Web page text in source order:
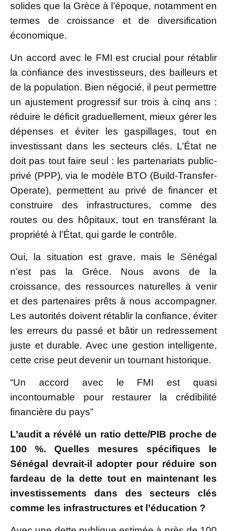
solides que la Grèce à l’époque, notamment en
termes de croissance et de diversification
économique.
Un accord avec le FMI est crucial pour rétablir
la confiance des investisseurs, des bailleurs et
de la population. Bien négocié, il peut permettre
un ajustement progressif sur trois à cinq ans :
réduire le déficit graduellement, mieux gérer les
dépenses et éviter les gaspillages, tout en
investissant dans les secteurs clés. L’État ne
doit pas tout faire seul : les partenariats public-
privé (PPP), via le modèle BTO (Build-Transfer-
Operate), permettent au privé de financer et
construire des infrastructures, comme des
routes ou des hôpitaux, tout en transférant la
propriété à l’État, qui garde le contrôle.
Oui, la situation est grave, mais le Sénégal
n’est pas la Grèce. Nous avons de la
croissance, des ressources naturelles à venir
et des partenaires prêts à nous accompagner.
Les autorités doivent rétablir la confiance, éviter
les erreurs du passé et bâtir un redressement
juste et durable. Avec une gestion intelligente,
cette crise peut devenir un tournant historique.
“Un accord avec le FMI est quasi
incontournable pour restaurer la crédibilité
financière du pays”
L’audit a révélé un ratio dette/PIB proche de
100 %. Quelles mesures spécifiques le
Sénégal devrait-il adopter pour réduire son
fardeau de la dette tout en maintenant les
investissements dans des secteurs clés
comme les infrastructures et l’éducation ?